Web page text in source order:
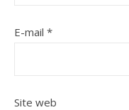
E-mail *
Site web